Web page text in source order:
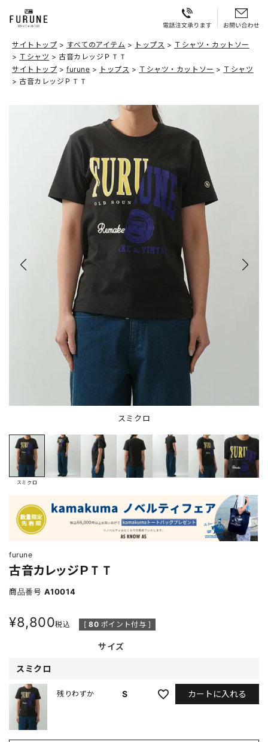
サイトトップ すべてのアイテム トップス
Ｔシャツ・カットソー
Ｔシャツ
古音カレッジＰＴＴ
サイトトップ
furune トップス Ｔシャツ・カットソー
Ｔシャツ
古音カレッジＰＴＴ
スミクロ
スミクロ
furune
古音カレッジＰＴＴ
商品番号 A10014
¥8,800税込 [ 80 ポイント付与 ]
サイズ
スミクロ
S
残りわずか カートに入れる